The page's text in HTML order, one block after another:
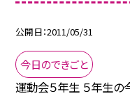
公開日 2011/05/31
今日のできごと
運動会５年生 ５年生の